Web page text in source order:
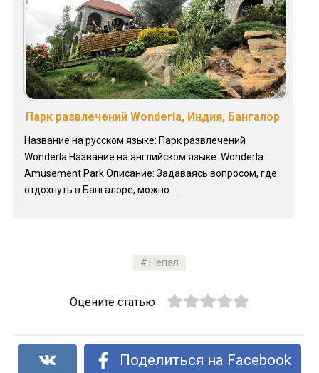
Парк развлечений Wonderla, Индия, Бангалор
Название на русском языке: Парк развлечений
Wonderla Название на английском языке: Wonderla
Amusement Park Описание: Задаваясь вопросом, где
отдохнуть в Бангалоре, можно ...
Непал
Оцените статью
Поделиться на Facebook